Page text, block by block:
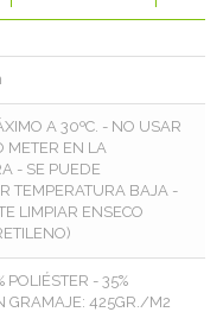
A 30ºC. - NO USAR
METER EN LA
- SE PUEDE
TEMPERATURA BAJA -
LIMPIAR ENSECO
POLIÉSTER - 35%
GRAMAJE: 425GR./M2